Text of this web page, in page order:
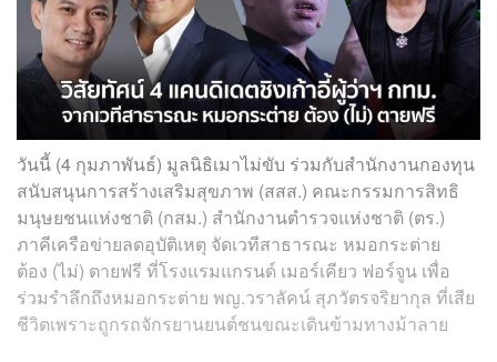
วันนี้ (4 กุมภาพันธ์) มูลนิธิเมาไม่ขับ ร่วมกับสำนักงานกองทุน
สนับสนุนการสร้างเสริมสุขภาพ (สสส.) คณะกรรมการสิทธิ
มนุษยชนแห่งชาติ (กสม.) สำนักงานตำรวจแห่งชาติ (ตร.)
ภาคีเครือข่ายลดอุบัติเหตุ จัดเวทีสาธารณะ หมอกระต่าย
ต้อง (ไม่) ตายฟรี ที่โรงแรมแกรนด์ เมอร์เคียว ฟอร์จูน เพื่อ
ร่วมรำลึกถึงหมอกระต่าย พญ.วราลัคน์ สุภวัตรจริยากุล ที่เสีย
ชีวิตเพราะถูกรถจักรยานยนต์ชนขณะเดินข้ามทางม้าลาย